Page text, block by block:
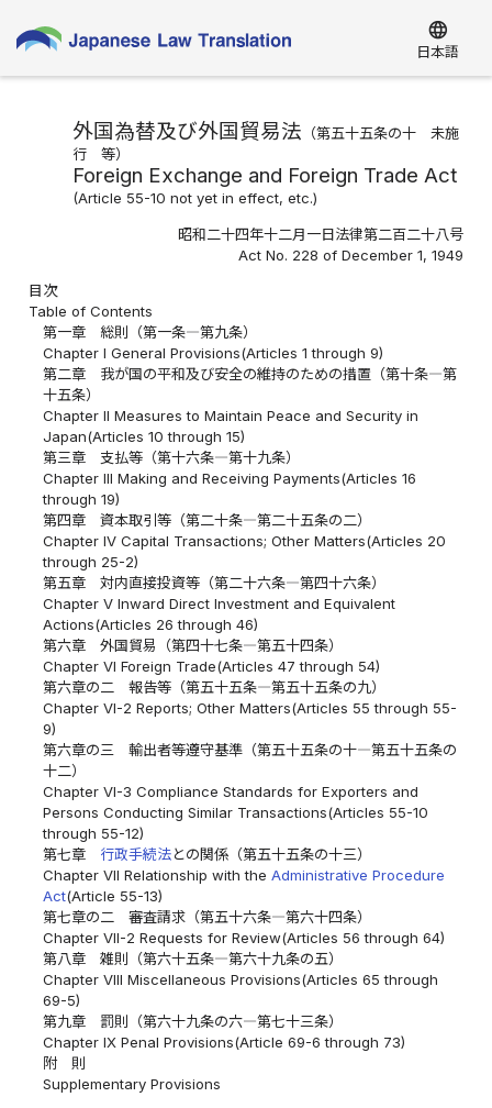
language
日本語
外国為替及び外国貿易法 （第五十五条の十 未施
行 等）
Foreign Exchange and Foreign Trade Act
(Article 55-10 not yet in effect, etc.)
昭和二十四年十二月一日法律第二百二十八号
Act No. 228 of December 1, 1949
目次
Table of Contents
第一章 総則（第一条―第九条）
Chapter I General Provisions(Articles 1 through 9)
第二章 我が国の平和及び安全の維持のための措置（第十条―第
十五条）
Chapter II Measures to Maintain Peace and Security in
Japan(Articles 10 through 15)
第三章 支払等（第十六条―第十九条）
Chapter III Making and Receiving Payments(Articles 16
through 19)
第四章 資本取引等（第二十条―第二十五条の二）
Chapter IV Capital Transactions; Other Matters(Articles 20
through 25-2)
第五章 対内直接投資等（第二十六条―第四十六条）
Chapter V Inward Direct Investment and Equivalent
Actions(Articles 26 through 46)
第六章 外国貿易（第四十七条―第五十四条）
Chapter VI Foreign Trade(Articles 47 through 54)
第六章の二 報告等（第五十五条―第五十五条の九）
Chapter VI-2 Reports; Other Matters(Articles 55 through 55-
9)
第六章の三 輸出者等遵守基準（第五十五条の十―第五十五条の
十二）
Chapter VI-3 Compliance Standards for Exporters and
Persons Conducting Similar Transactions(Articles 55-10
through 55-12)
第七章 行政手続法との関係（第五十五条の十三）
Chapter VII Relationship with theAdministrative Procedure
Act(Article 55-13)
第七章の二 審査請求（第五十六条―第六十四条）
Chapter VII-2 Requests for Review(Articles 56 through 64)
第八章 雑則（第六十五条―第六十九条の五）
Chapter VIII Miscellaneous Provisions(Articles 65 through
69-5)
第九章 罰則（第六十九条の六―第七十三条）
Chapter IX Penal Provisions(Article 69-6 through 73)
附 則
Supplementary Provisions